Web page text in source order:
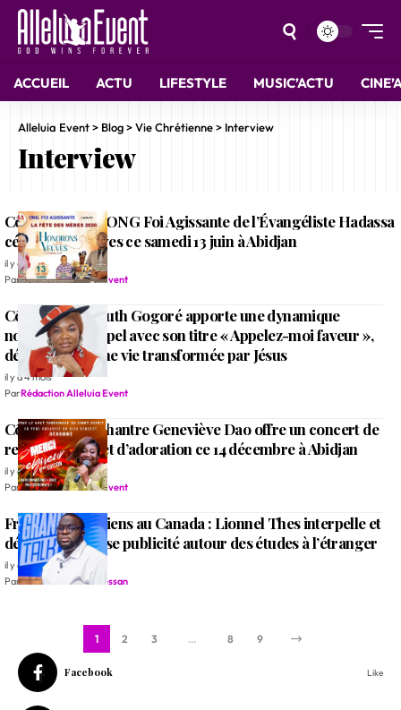
ACCUEIL ACTU LIFESTYLE MUSIC’ACTU
Alleluia Event> Blog>Vie Chrétienne> Interview
Interview
‎‎Côte d’Ivoire : l’ONG Foi Agissante de l’Évangéliste Hadassa
célèbre les veuves ce samedi 13 juin à Abidjan
il y a 2 mois
ParRédaction Alleluia Event
Côte d’Ivoire: Ruth Gogoré apporte une dynamique
nouvelle au gospel avec son titre « Appelez-moi faveur »,
découverte d’une vie transformée par Jésus
il y a 4 mois
ParRédaction Alleluia Event
Côte d’Ivoire: Chantre Geneviève Dao offre un concert de
remerciement et d’adoration ce 14 décembre à Abidjan
il y a 9 mois
ParRédaction Alleluia Event
Fraudeurs ivoiriens au Canada : Lionnel Thes interpelle et
dénonce la fausse publicité autour des études à l’étranger
il y a 10 mois
ParJean Richard N'Guessan
1 2 3 … 8 9
Facebook Like